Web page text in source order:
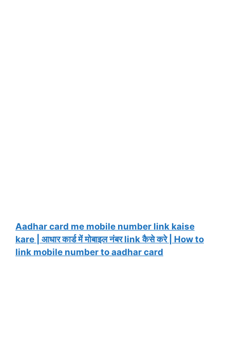
Aadhar card me mobile number link kaise
kare | आधार कार्ड में मोबाइल नंबर link कैसे करे | How to
link mobile number to aadhar card